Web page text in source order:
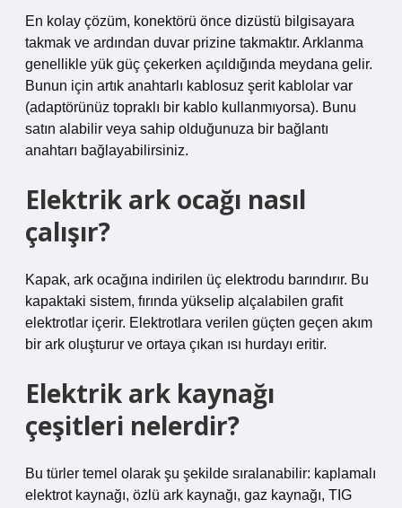
En kolay çözüm, konektörü önce dizüstü bilgisayara
takmak ve ardından duvar prizine takmaktır. Arklanma
genellikle yük güç çekerken açıldığında meydana gelir.
Bunun için artık anahtarlı kablosuz şerit kablolar var
(adaptörünüz topraklı bir kablo kullanmıyorsa). Bunu
satın alabilir veya sahip olduğunuza bir bağlantı
anahtarı bağlayabilirsiniz.
Elektrik ark ocağı nasıl
çalışır?
Kapak, ark ocağına indirilen üç elektrodu barındırır. Bu
kapaktaki sistem, fırında yükselip alçalabilen grafit
elektrotlar içerir. Elektrotlara verilen güçten geçen akım
bir ark oluşturur ve ortaya çıkan ısı hurdayı eritir.
Elektrik ark kaynağı
çeşitleri nelerdir?
Bu türler temel olarak şu şekilde sıralanabilir: kaplamalı
elektrot kaynağı, özlü ark kaynağı, gaz kaynağı, TIG